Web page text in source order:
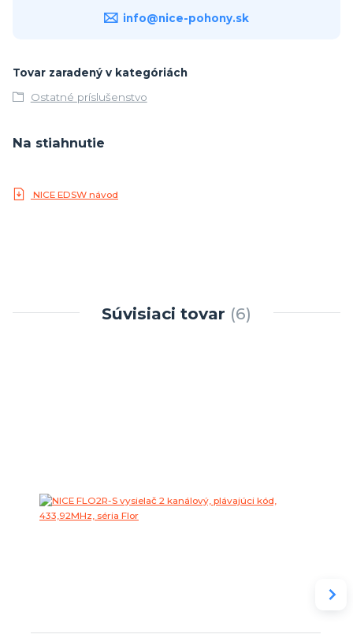
info@nice-pohony.sk
Tovar zaradený v kategóriách
Ostatné príslušenstvo
Na stiahnutie
NICE EDSW návod
Súvisiaci tovar 6